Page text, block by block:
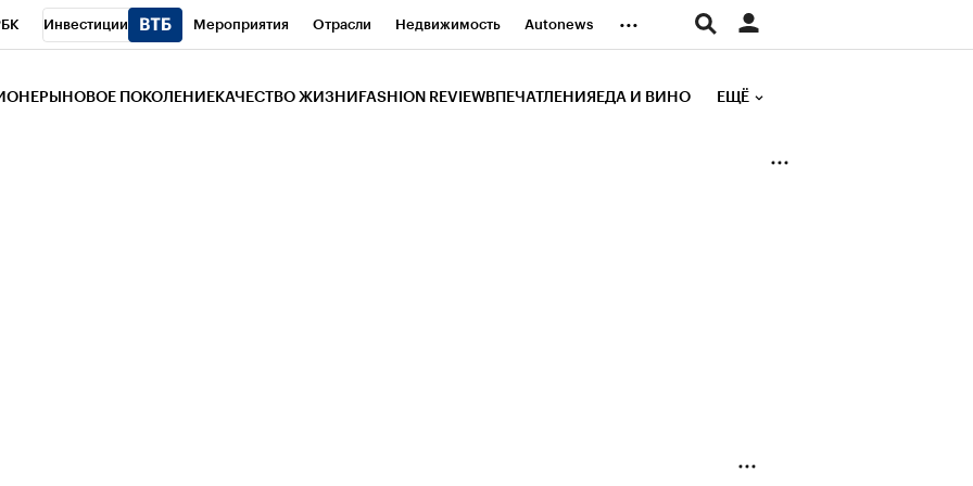
Инвестиции Мероприятия Отрасли Недвижимость Autonews ...
НОВОЕ ПОКОЛЕНИЕ КАЧЕСТВО ЖИЗНИ FASHION REVIEW ВПЕЧАТЛЕНИЯ ЕДА И ВИНО ЕЩЁ